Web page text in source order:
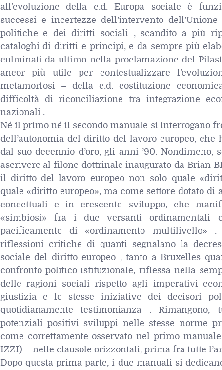
all’evoluzione della c.d. Europa sociale è
successi e incertezze dell’intervento
politiche e dei diritti sociali , scandito a più
cataloghi di diritti e principi, e da sempre più
culminati da ultimo nella proclamazione del
ancor più utile per contestualizzare
metamorfosi – della c.d. costituzione
difficoltà di riconciliazione tra integrazione
nazionali .
Né il primo né il secondo manuale si interrogano
dell’autonomia del diritto del lavoro europeo, che
dal suo decennio d’oro, gli anni ’90. Nondimeno,
ascrivere al filone dottrinale inaugurato da Brian
il diritto del lavoro europeo non solo quale
quale «diritto europeo», ma come settore dotato di
concettuali e in crescente sviluppo, che
«simbiosi» fra i due versanti ordinamentali
pacificamente di «ordinamento multilivello»
riflessioni critiche di quanti segnalano la
sociale del diritto europeo , tanto a Bruxelles
confronto politico-istituzionale, riflessa nella
delle ragioni sociali rispetto agli imperativi
giustizia e le stesse iniziative dei decisori
quotidianamente testimonianza .
potenziali positivi sviluppi nelle stesse norme
come correttamente osservato nel primo manuale
IZZI) – nelle clausole orizzontali, prima fra tutte
Dopo questa prima parte, i due manuali si